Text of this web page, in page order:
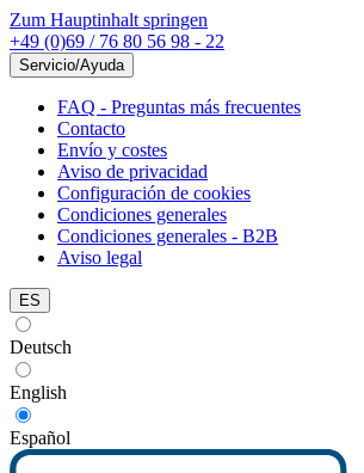
Zum Hauptinhalt springen
+49 (0)69 / 76 80 56 98 - 22
Servicio/Ayuda
FAQ - Preguntas más frecuentes
Contacto
Envío y costes
Aviso de privacidad
Configuración de cookies
Condiciones generales
Condiciones generales - B2B
Aviso legal
ES
Deutsch
English
Español